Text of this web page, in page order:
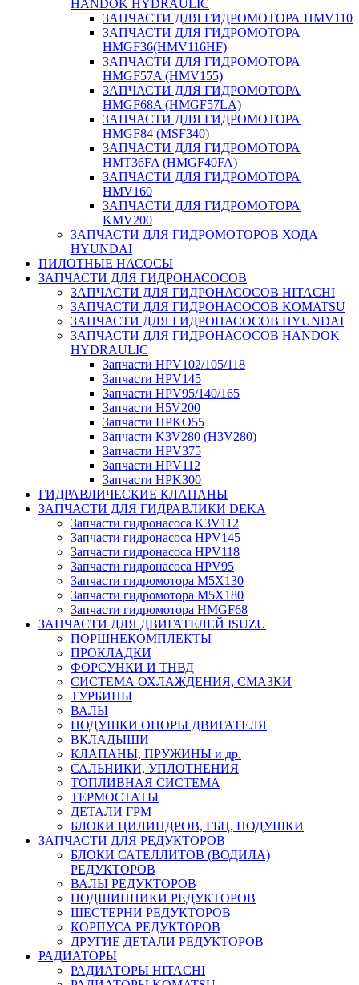
HANDOK HYDRAULIC
ЗАПЧАСТИ ДЛЯ ГИДРОМОТОРА HMV110
ЗАПЧАСТИ ДЛЯ ГИДРОМОТОРА
HMGF36(HMV116HF)
ЗАПЧАСТИ ДЛЯ ГИДРОМОТОРА
HMGF57A (HMV155)
ЗАПЧАСТИ ДЛЯ ГИДРОМОТОРА
HMGF68A (HMGF57LA)
ЗАПЧАСТИ ДЛЯ ГИДРОМОТОРА
HMGF84 (MSF340)
ЗАПЧАСТИ ДЛЯ ГИДРОМОТОРА
HMT36FA (HMGF40FA)
ЗАПЧАСТИ ДЛЯ ГИДРОМОТОРА
HMV160
ЗАПЧАСТИ ДЛЯ ГИДРОМОТОРА
KMV200
ЗАПЧАСТИ ДЛЯ ГИДРОМОТОРОВ ХОДА
HYUNDAI
ПИЛОТНЫЕ НАСОСЫ
ЗАПЧАСТИ ДЛЯ ГИДРОНАСОСОВ
ЗАПЧАСТИ ДЛЯ ГИДРОНАСОСОВ HITACHI
ЗАПЧАСТИ ДЛЯ ГИДРОНАСОСОВ KOMATSU
ЗАПЧАСТИ ДЛЯ ГИДРОНАСОСОВ HYUNDAI
ЗАПЧАСТИ ДЛЯ ГИДРОНАСОСОВ HANDOK
HYDRAULIC
Запчасти HPV102/105/118
Запчасти HPV145
Запчасти HPV95/140/165
Запчасти H5V200
Запчасти HPKO55
Запчасти K3V280 (H3V280)
Запчасти HPV375
Запчасти HPV112
Запчасти HPK300
ГИДРАВЛИЧЕСКИЕ КЛАПАНЫ
ЗАПЧАСТИ ДЛЯ ГИДРАВЛИКИ DEKA
Запчасти гидронасоса K3V112
Запчасти гидронасоса HPV145
Запчасти гидронасоса HPV118
Запчасти гидронасоса HPV95
Запчасти гидромотора M5X130
Запчасти гидромотора M5X180
Запчасти гидромотора HMGF68
ЗАПЧАСТИ ДЛЯ ДВИГАТЕЛЕЙ ISUZU
ПОРШНЕКОМПЛЕКТЫ
ПРОКЛАДКИ
ФОРСУНКИ И ТНВД
СИСТЕМА ОХЛАЖДЕНИЯ, СМАЗКИ
ТУРБИНЫ
ВАЛЫ
ПОДУШКИ ОПОРЫ ДВИГАТЕЛЯ
ВКЛАДЫШИ
КЛАПАНЫ, ПРУЖИНЫ и др.
САЛЬНИКИ, УПЛОТНЕНИЯ
ТОПЛИВНАЯ СИСТЕМА
ТЕРМОСТАТЫ
ДЕТАЛИ ГРМ
БЛОКИ ЦИЛИНДРОВ, ГБЦ, ПОДУШКИ
ЗАПЧАСТИ ДЛЯ РЕДУКТОРОВ
БЛОКИ САТЕЛЛИТОВ (ВОДИЛА)
РЕДУКТОРОВ
ВАЛЫ РЕДУКТОРОВ
ПОДШИПНИКИ РЕДУКТОРОВ
ШЕСТЕРНИ РЕДУКТОРОВ
КОРПУСА РЕДУКТОРОВ
ДРУГИЕ ДЕТАЛИ РЕДУКТОРОВ
РАДИАТОРЫ
РАДИАТОРЫ HITACHI